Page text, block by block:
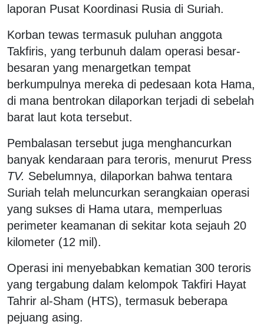
laporan Pusat Koordinasi Rusia di Suriah.
Korban tewas termasuk puluhan anggota
Takfiris, yang terbunuh dalam operasi besar-
besaran yang menargetkan tempat
berkumpulnya mereka di pedesaan kota Hama,
di mana bentrokan dilaporkan terjadi di sebelah
barat laut kota tersebut.
Pembalasan tersebut juga menghancurkan
banyak kendaraan para teroris, menurut Press
TV. Sebelumnya, dilaporkan bahwa tentara
Suriah telah meluncurkan serangkaian operasi
yang sukses di Hama utara, memperluas
perimeter keamanan di sekitar kota sejauh 20
kilometer (12 mil).
Operasi ini menyebabkan kematian 300 teroris
yang tergabung dalam kelompok Takfiri Hayat
Tahrir al-Sham (HTS), termasuk beberapa
pejuang asing.